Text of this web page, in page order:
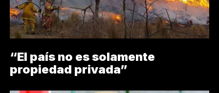
“El país no es solamente
propiedad privada”